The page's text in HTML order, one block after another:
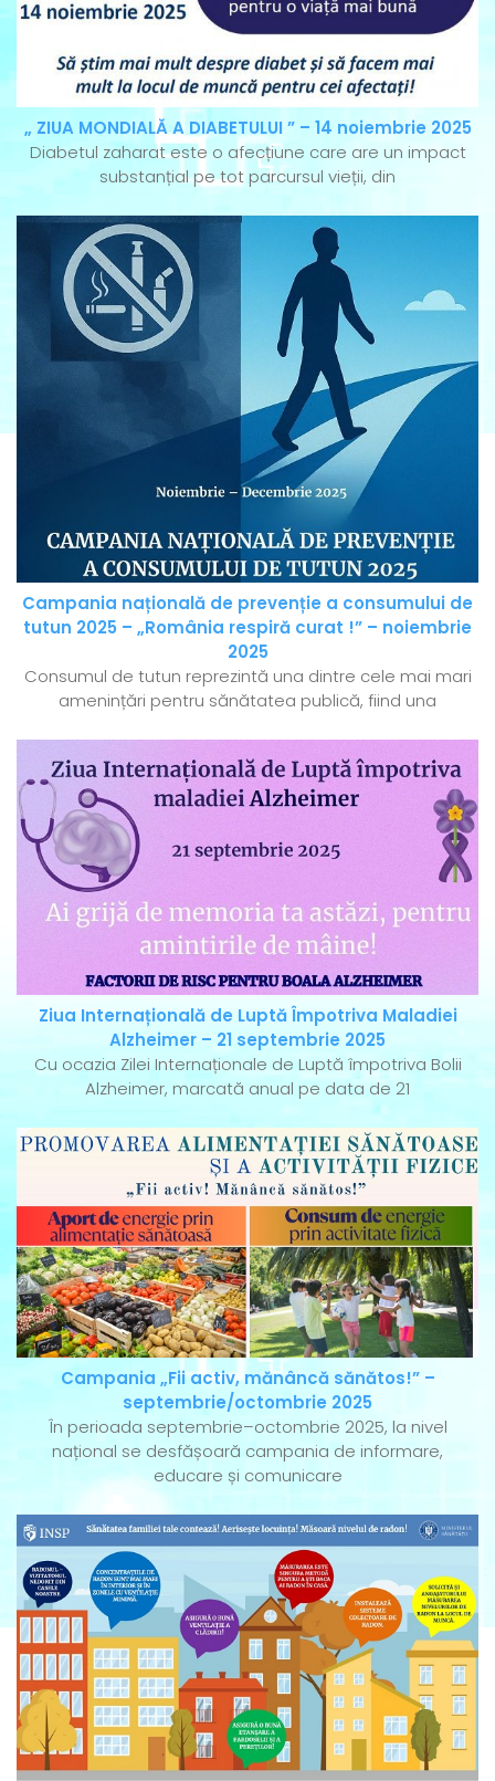
„ ZIUA MONDIALĂ A DIABETULUI ” – 14 noiembrie 2025
Diabetul zaharat este o afecțiune care are un impact
substanțial pe tot parcursul vieții, din
Campania națională de prevenție a consumului de
tutun 2025 – „România respiră curat !” – noiembrie
2025
Consumul de tutun reprezintă una dintre cele mai mari
amenințări pentru sănătatea publică, fiind una
Ziua Internațională de Luptă Împotriva Maladiei
Alzheimer – 21 septembrie 2025
Cu ocazia Zilei Internaționale de Luptă împotriva Bolii
Alzheimer, marcată anual pe data de 21
Campania „Fii activ, mănâncă sănătos!” –
septembrie/octombrie 2025
În perioada septembrie–octombrie 2025, la nivel
național se desfășoară campania de informare,
educare și comunicare